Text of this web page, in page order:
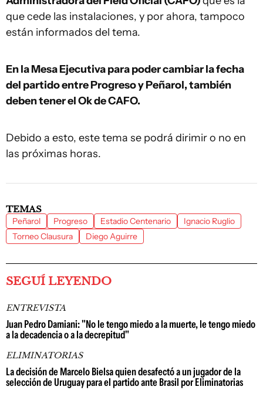
que cede las instalaciones, y por ahora, tampoco
están informados del tema.
En la Mesa Ejecutiva para poder cambiar la fecha
del partido entre Progreso y Peñarol, también
deben tener el Ok de CAFO.
Debido a esto, este tema se podrá dirimir o no en
las próximas horas.
TEMAS
Peñarol Progreso Estadio Centenario
Ignacio Ruglio
Torneo Clausura
Diego Aguirre
SEGUÍ LEYENDO
ENTREVISTA
Juan Pedro Damiani: "No le tengo miedo a la muerte, le tengo miedo
a la decadencia o a la decrepitud"
ELIMINATORIAS
La decisión de Marcelo Bielsa quien desafectó a un jugador de la
selección de Uruguay para el partido ante Brasil por Eliminatorias